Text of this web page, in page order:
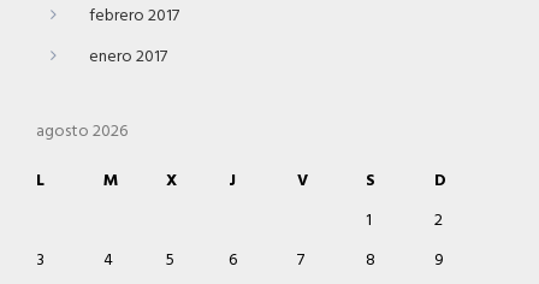
febrero 2017
enero 2017
agosto 2026
L
M X J V S
D
1
2
3
4 5 6 7 8
9